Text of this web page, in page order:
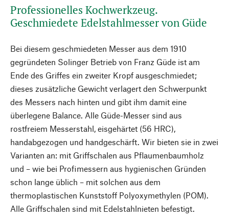
Professionelles Kochwerkzeug.
Geschmiedete Edelstahlmesser von Güde
Bei diesem geschmiedeten Messer aus dem 1910
gegründeten Solinger Betrieb von Franz Güde ist am
Ende des Griffes ein zweiter Kropf ausgeschmiedet;
dieses zusätzliche Gewicht verlagert den Schwerpunkt
des Messers nach hinten und gibt ihm damit eine
überlegene Balance. Alle Güde-Messer sind aus
rostfreiem Messerstahl, eisgehärtet (56 HRC),
handabgezogen und handgeschärft. Wir bieten sie in zwei
Varianten an: mit Griffschalen aus Pflaumenbaumholz
und – wie bei Profimessern aus hygienischen Gründen
schon lange üblich – mit solchen aus dem
thermoplastischen Kunststoff Polyoxymethylen (POM).
Alle Griffschalen sind mit Edelstahlnieten befestigt.